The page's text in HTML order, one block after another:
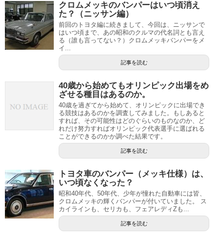
クロムメッキのバンパーはいつ頃消え
た？（ニッサン編）
前回のトヨタ編に続きまして、今回は、ニッサンで
はいつ頃まで、あの昭和のクルマの代名詞とも言え
る（誰も言ってない？）クロムメッキバンパーをメ
イ...
記事を読む
40歳から始めてもオリンピック出場をめ
ざせる種目はあるのか。
40歳を過ぎてから始めて、オリンピックに出場でき
る競技はあるのかを調査してみました。もしあると
すれば、その可能性はどのぐらいのものなのか、ど
れだけ努力すればオリンピック代表選手に選ばれる
ことができるのかか調べた結果です。
記事を読む
トヨタ車のバンパー（メッキ仕様）は、
いつ頃なくなった？
昭和40年代、50年代、少年が憧れた自動車には皆、
クロムメッキの輝くバンパーが付いていました。 ス
カイラインも、セリカも、フェアレディZも...
記事を読む